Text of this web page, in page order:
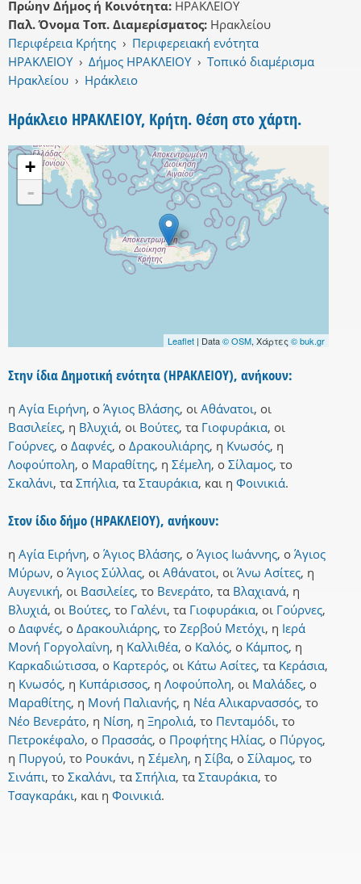
Πρώην Δήμος ή Κοινότητα: ΗΡΑΚΛΕΙΟΥ
Παλ. Όνομα Τοπ. Διαμερίσματος: Ηρακλείου
Περιφέρεια Κρήτης › Περιφερειακή ενότητα
ΗΡΑΚΛΕΙΟΥ › Δήμος ΗΡΑΚΛΕΙΟΥ › Τοπικό διαμέρισμα
Ηρακλείου › Ηράκλειο
Ηράκλειο ΗΡΑΚΛΕΙΟΥ, Κρήτη. Θέση στο χάρτη.
+
-
Leaflet | Data© OSM, Χάρτες © buk.gr
Στην ίδια Δημοτική ενότητα (ΗΡΑΚΛΕΙΟΥ), ανήκουν:
η Αγία Ειρήνη, ο Άγιος Βλάσης, οι Αθάνατοι, οι
Βασιλείες, η Βλυχιά, οι Βούτες, τα Γιοφυράκια, οι
Γούρνες, ο Δαφνές, ο Δρακουλιάρης, η Κνωσός, η
Λοφούπολη, ο Μαραθίτης, η Σέμελη, ο Σίλαμος, το
Σκαλάνι, τα Σπήλια, τα Σταυράκια, και η Φοινικιά.
Στον ίδιο δήμο (ΗΡΑΚΛΕΙΟΥ), ανήκουν:
η Αγία Ειρήνη, ο Άγιος Βλάσης, ο Άγιος Ιωάννης, ο Άγιος
Μύρων, ο Άγιος Σύλλας, οι Αθάνατοι, οι Άνω Ασίτες, η
Αυγενική, οι Βασιλείες, το Βενεράτο, τα Βλαχιανά, η
Βλυχιά, οι Βούτες, το Γαλένι, τα Γιοφυράκια, οι Γούρνες,
ο Δαφνές, ο Δρακουλιάρης, το Ζερβού Μετόχι, η Ιερά
Μονή Γοργολαΐνη, η Καλλιθέα, ο Καλός, ο Κάμπος, η
Καρκαδιώτισσα, ο Καρτερός, οι Κάτω Ασίτες, τα Κεράσια,
η Κνωσός, η Κυπάρισσος, η Λοφούπολη, οι Μαλάδες, ο
Μαραθίτης, η Μονή Παλιανής, η Νέα Αλικαρνασσός, το
Νέο Βενεράτο, η Νίση, η Ξηρολιά, το Πενταμόδι, το
Πετροκέφαλο, ο Πρασσάς, ο Προφήτης Ηλίας, ο Πύργος,
η Πυργού, το Ρουκάνι, η Σέμελη, η Σίβα, ο Σίλαμος, το
Σινάπι, το Σκαλάνι, τα Σπήλια, τα Σταυράκια, το
Τσαγκαράκι, και η Φοινικιά.